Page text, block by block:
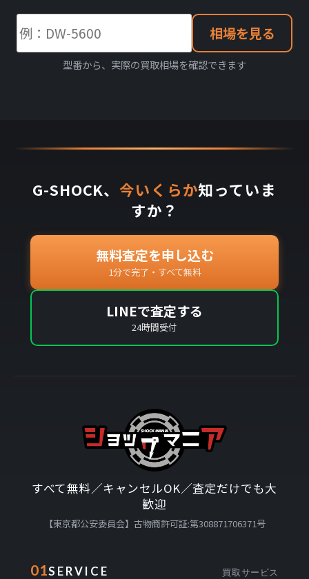
相場を見る
型番から、実際の買取相場を確認できます
G-SHOCK、今いくらか知っていま
すか？
無料査定を申し込む
1分で完了・すべて無料
LINEで査定する
24時間受付
すべて無料／キャンセルOK／査定だけでも大
歓迎
【東京都公安委員会】古物商許可証:第308871706371号
01SERVICE 買取サービス